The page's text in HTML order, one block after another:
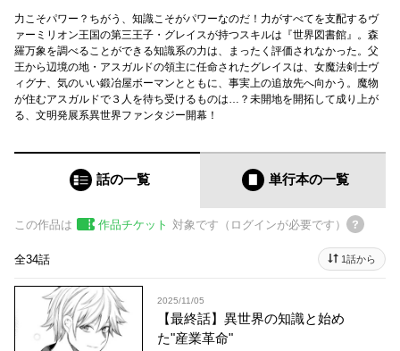
力こそパワー？ちがう、知識こそがパワーなのだ！力がすべてを支配するヴ
ァーミリオン王国の第三王子・グレイスが持つスキルは『世界図書館』。森
羅万象を調べることができる知識系の力は、まったく評価されなかった。父
王から辺境の地・アスガルドの領主に任命されたグレイスは、女魔法剣士ヴ
ィグナ、気のいい鍛冶屋ボーマンとともに、事実上の追放先へ向かう。魔物
が住むアスガルドで３人を待ち受けるものは…？未開地を開拓して成り上が
る、文明発展系異世界ファンタジー開幕！
話の一覧 単行本の一覧
この作品は 作品チケット 対象です（ログインが必要です）
全34話 1話から
2025/11/05
【最終話】異世界の知識と始め
た"産業革命"